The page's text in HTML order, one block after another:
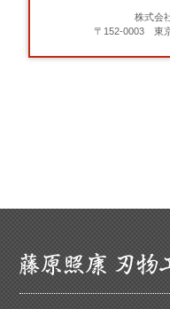
株式会
〒152-0003 東